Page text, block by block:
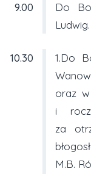
9.00
Do
Ludwig.
10.30
1.Do
oraz
i
za
M.B.